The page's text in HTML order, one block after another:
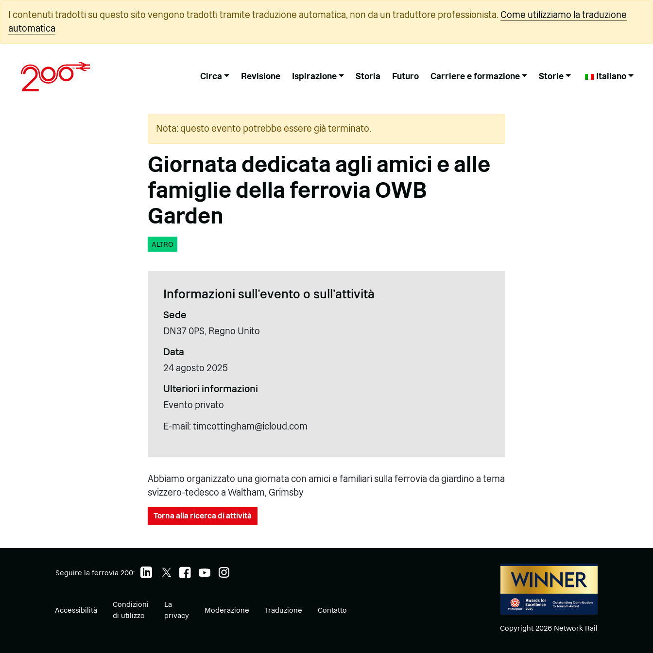
contenuto
I contenuti tradotti su questo sito vengono tradotti tramite traduzione automatica, non da un traduttore professionista. Come utilizziamo la traduzione
automatica
Circa Revisione Ispirazione Storia Futuro Carriere e formazione Storie Italiano
Nota: questo evento potrebbe essere già terminato.
Giornata dedicata agli amici e alle
famiglie della ferrovia OWB
Garden
ALTRO
Informazioni sull'evento o sull'attività
Sede
DN37 0PS, Regno Unito
Data
24 agosto 2025
Ulteriori informazioni
Evento privato
E-mail: timcottingham@icloud.com
Abbiamo organizzato una giornata con amici e familiari sulla ferrovia da giardino a tema
svizzero-tedesco a Waltham, Grimsby
Torna alla ricerca di attività
Seguire la ferrovia 200:
Accessibilità
Condizioni
di utilizzo
La
privacy
Moderazione Traduzione
Contatto
Copyright 2026 Network Rail